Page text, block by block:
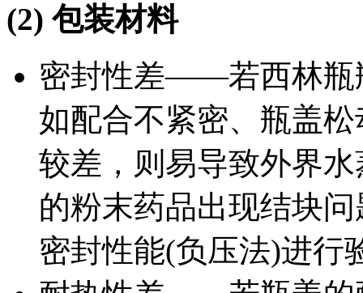
(2) 包装材料
密封性差——若西林瓶
如配合不紧密、瓶盖
较差，则易导致外界
的粉末药品出现结块
密封性能(负压法)进行